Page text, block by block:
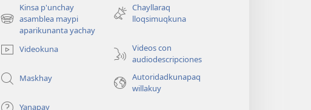
nueva
ventana)
Kinsa p'unchay
asamblea maypi
aparikunanta yachay
(abre
nueva
Chayllaraq
lloqsimuqkuna
Videokuna
Videos con
audiodescripciones
Maskhay
Autoridadkunapaq
willakuy
Yanapay